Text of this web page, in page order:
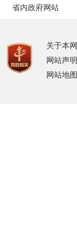
省内政府网站
关于本网
网站声明
网站地图